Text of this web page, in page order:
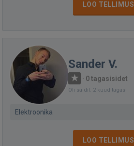
LOO TELLIMUS
Sander V.
· 0 tagasisidet
Oli saidil: 2 kuud tagasi
Elektroonika
LOO TELLIMUS